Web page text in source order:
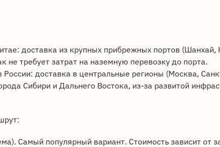
доставка из крупных прибрежных портов
не требует затрат на наземную перевозку до порта.
доставка в центральные регионы (Москва,
Сибири и Дальнего Востока, из-за развитой
Самый популярный вариант. Стоимость зависит от